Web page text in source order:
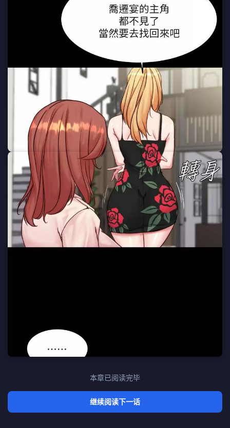
本章已阅读完毕
继续阅读下一话